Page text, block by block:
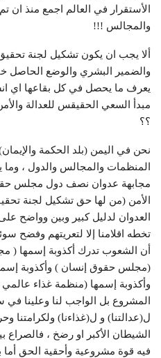
الأستقرار في العالم اجمع منذ
والمجالس !!!
ألا يجب ان يكون تشكيل لجنة
والضمير البشري والوضع الحاصل
يعرف ما يحصل في كل بقاعها اي
مبدأ السعي الحقيقس للعدالة
؟؟
نحن في اليمن (بلد الحكمة
المنظمات والمجالس والدول ،
مجابهة عدوان نصف دول مجلس
الأمن (من لها حق تشكيل لجنة
العدوان لدليل كبير وبين وواضح
تخطه اقلامنا إلا لتعريتهم وفضح
أن الشعوب تدرك أكذوبة إسمها (
(مجلس حقوق إنسان ) وأكذوبة
وأكذوبة إسمها (منظمة غذاء
المشروع بل الواجب لنا وعلينا في
ل(عدالتنا) و ل(غذاءنا) ولكرامتنا
الشيطان الأكبر او رضخ ،
فيه قوة مشروعية وأحقية الحق